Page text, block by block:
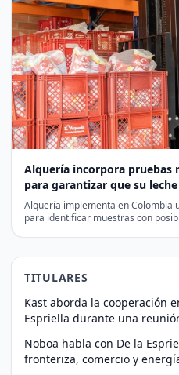
Alquería incorpora pruebas
para garantizar que su leche
Alquería implementa en Colombia
para identificar muestras con
TITULARES
Kast aborda la cooperación
Espriella durante una
Noboa habla con De la
fronteriza, comercio y